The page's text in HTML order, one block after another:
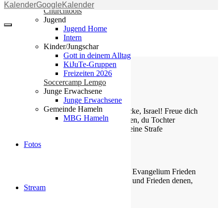
Churchtools
Jugend
Jugend Home
Intern
Kinder/Jungschar
Gott in deinem Alltag
KiJuTe-Gruppen
Freizeiten 2026
Soccercamp Lemgo
Junge Erwachsene
Junge Erwachsene
Gemeinde Hameln
MBG Hameln
Fotos
Stream
KalenderGoogleKalender
Die Losung von heute
Jauchze, du Tochter Zion! Frohlocke, Israel! Freue dich
und sei fröhlich von ganzem Herzen, du Tochter
Jerusalem! Denn der HERR hat deine Strafe
Christus ist gekommen und hat im Evangelium Frieden
verkündigt euch, die ihr fern wart, und Frieden denen,
die nahe waren.